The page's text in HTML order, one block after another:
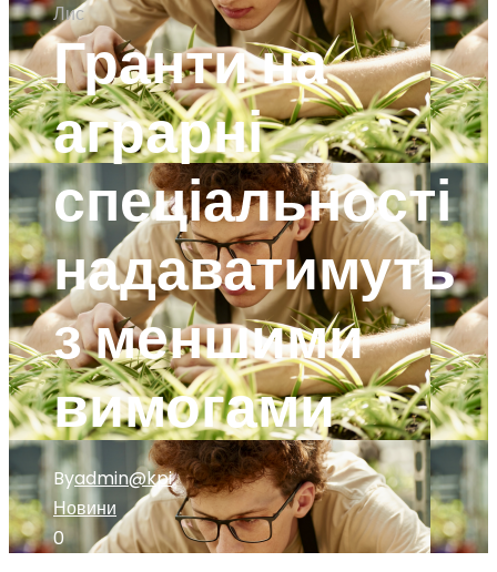
Лис
Гранти на
аграрні
спеціальності
надаватимуть
з меншими
вимогами
Byadmin@kpi
Новини
0